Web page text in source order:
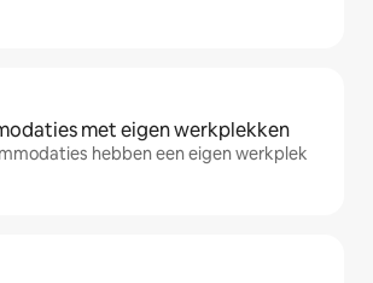
met eigen werkplekken
hebben een eigen werkplek